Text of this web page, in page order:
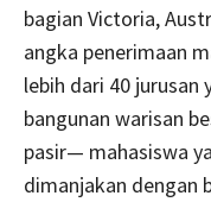
bagian Victoria,
angka penerimaan
lebih dari 40
bangunan warisan
pasir— mahasiswa
dimanjakan dengan